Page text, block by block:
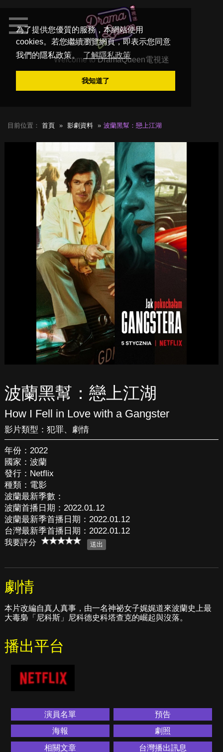
為了提供您優質的服務，本網站使用
cookies。若您繼續瀏覽網頁，即表示您同意
我們的隱私政策。
了解隱私政策
我知道了
Welcome toDramaQueen電視迷
目前位置： 首頁 影劇資料 波蘭黑幫：戀上江湖
波蘭黑幫：戀上江湖
How I Fell in Love with a Gangster
影片類型： 犯罪、 劇情
年份：2022
國家：波蘭
發行：Netflix
種類：電影
波蘭最新季數：
波蘭首播日期：2022.01.12
波蘭最新季首播日期：2022.01.12
台灣最新季首播日期：2022.01.12
我要評分
劇情
本片改編自真人真事，由一名神祕女子娓娓道來波蘭史上最
大毒梟「尼科斯」尼科德史科塔查克的崛起與沒落。
播出平台
演員名單
預告
海報
劇照
相關文章
台灣播出訊息